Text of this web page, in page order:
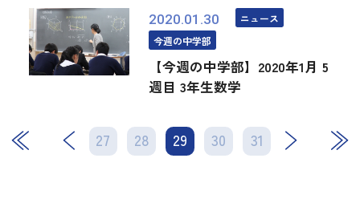
2020.01.30
ニュース
今週の中学部
【今週の中学部】2020年1月 5
週目 3年生数学
27 28 29 30 31
次 最後